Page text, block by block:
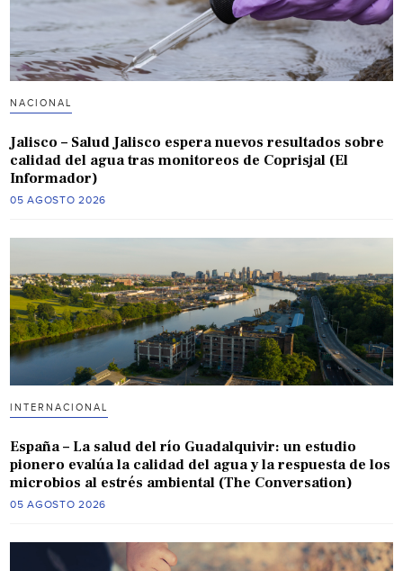
NACIONAL
Jalisco – Salud Jalisco espera nuevos resultados sobre
calidad del agua tras monitoreos de Coprisjal (El
Informador)
05 AGOSTO 2026
INTERNACIONAL
España – La salud del río Guadalquivir: un estudio
pionero evalúa la calidad del agua y la respuesta de los
microbios al estrés ambiental (The Conversation)
05 AGOSTO 2026